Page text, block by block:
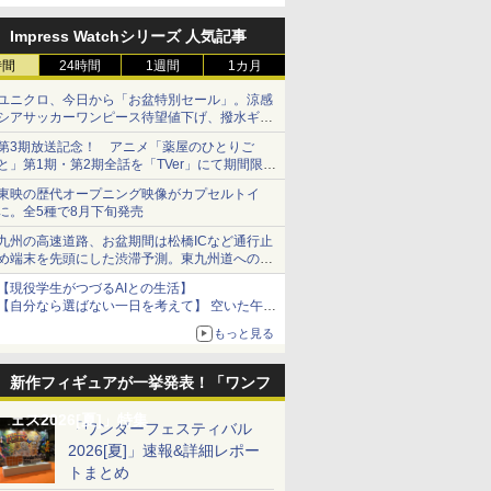
Impress Watchシリーズ 人気記事
24時間 1週間 1カ月
ニクロ、今日から「お盆特別セール」。涼感
アサッカーワンピース待望値下げ、撥水ギア
ョーツは1990円に
3期放送記念！ アニメ「薬屋のひとりご
」第1期・第2期全話を「TVer」にて期間限定
順次無料配信開始
映の歴代オープニング映像がカプセルトイ
。全5種で8月下旬発売
州の高速道路、お盆期間は松橋ICなど通行止
端末を先頭にした渋滞予測。東九州道への迂
は料金調整を実施
現役学生がつづるAIとの生活】
自分なら選ばない一日を考えて】 空いた午後
チャッピーに捧げたら、思わぬ絶景に出会っ
もっと見る
新作フィギュアが一挙発表！「ワンフ
ェス2026[夏]」特集「ワンダーフェスティバル
2026[夏]」速報&詳細レポー
トまとめ